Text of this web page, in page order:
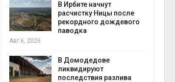
В Ирбите начнут
расчистку Ницы после
рекордного дождевого
паводка
Авг 6, 2026
В Домодедове
ликвидируют
последствия разлива